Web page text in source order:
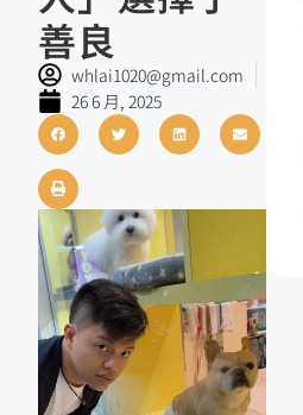
善良
whlai1020@gmail.com
26 6 月, 2025